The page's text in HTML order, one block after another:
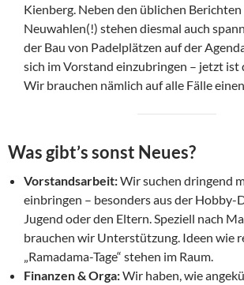
Kienberg. Neben den üblichen
Neuwahlen(!) stehen diesmal auch
der Bau von Padelplätzen auf der
sich im Vorstand einzubringen – jetzt ist
Wir brauchen nämlich auf alle Fälle
Was gibt’s sonst Neues?
Vorstandsarbeit:Wir suchen dringend
einbringen – besonders aus der Hobby-
Jugend oder den Eltern. Speziell nach
brauchen wir Unterstützung. Ideen wie
„Ramadama-Tage“ stehen im Raum.
Finanzen & Orga:Wir haben, wie